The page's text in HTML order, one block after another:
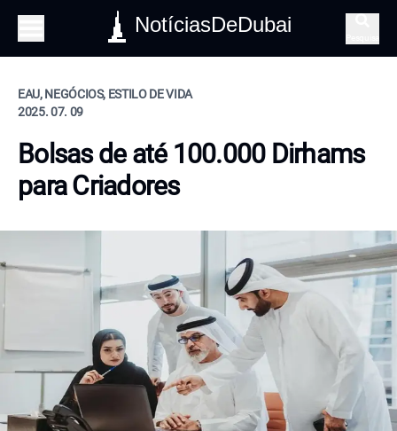
NotíciasDeDubai
EAU, NEGÓCIOS, ESTILO DE VIDA
2025. 07. 09
Bolsas de até 100.000 Dirhams
para Criadores